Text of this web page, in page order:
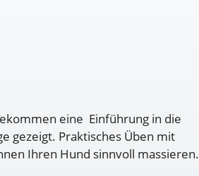
eine Einführung in die
gezeigt. Praktisches Üben mit
Ihren Hund sinnvoll massieren.